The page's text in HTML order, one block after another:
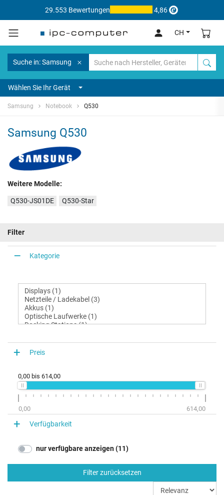
29.553 Bewertungen 4,86
CH
Suche in: Samsung
Wählen Sie Ihr Gerät
Samsung Notebook Q530
Samsung Q530
Weitere Modelle:
Q530-JS01DE Q530-Star
Filter
Kategorie
Preis
0,00 bis 614,00
0,00 614,00
Verfügbarkeit
nur verfügbare anzeigen (11)
Filter zurücksetzen